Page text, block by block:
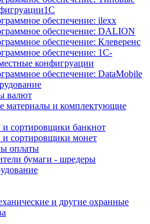
обеспечение: ilexx
обеспечение: DALION
обеспечение: Клеверенс
обеспечение: 1С-
конфигруации
обеспечение: DataMobile
валют
материалы и комплектующие
и сортировщики банкнот
и сортировщики монет
оплаты
бумаги - шредеры
и другие охранные